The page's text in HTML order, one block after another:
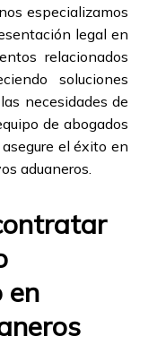
especializamos
legal en
relacionados
soluciones
necesidades de
de abogados
el éxito en
aduaneros.
en